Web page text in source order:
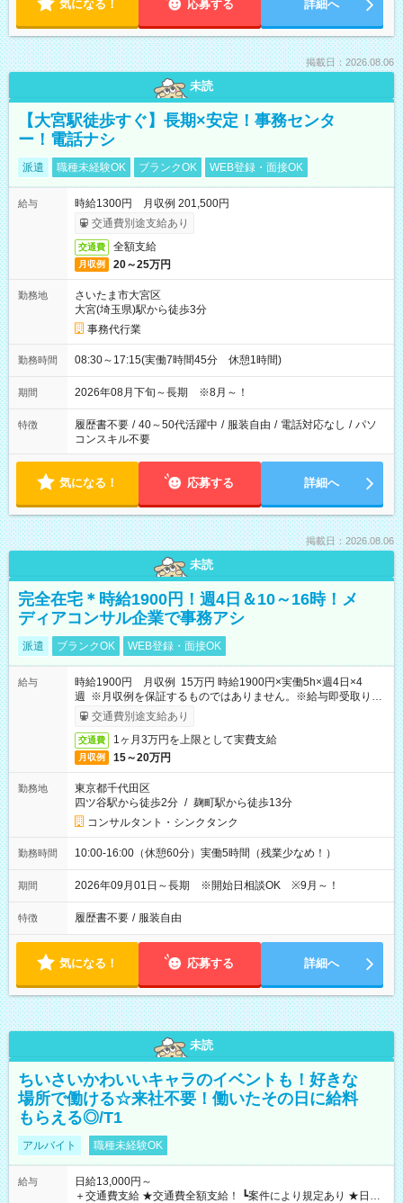
気になる！ 応募する 詳細へ
掲載日：2026.08.06
未読
【大宮駅徒歩すぐ】長期×安定！事務センタ
ー！電話ナシ
派遣 職種未経験OK ブランクOK WEB登録・面接OK
給与
時給1300円 月収例 201,500円
交通費別途支給あり
交通費 全額支給
月収例 20～25万円
勤務地
さいたま市大宮区
大宮(埼玉県)駅から徒歩3分
事務代行業
勤務時間 08:30～17:15(実働7時間45分 休憩1時間)
期間 2026年08月下旬～長期 ※8月～！
特徴 履歴書不要 / 40～50代活躍中 / 服装自由 / 電話対応なし / パソ
コンスキル不要
気になる！ 応募する 詳細へ
掲載日：2026.08.06
未読
完全在宅＊時給1900円！週4日＆10～16時！メ
ディアコンサル企業で事務アシ
派遣 ブランクOK WEB登録・面接OK
給与
時給1900円 月収例 15万円 時給1900円×実働5h×週4日×4
週 ※月収例を保証するものではありません。※給与即受取りサ
ービス利用可（利用条件有）
交通費別途支給あり
交通費 1ヶ月3万円を上限として実費支給
月収例 15～20万円
勤務地
東京都千代田区
四ツ谷駅から徒歩2分 / 麹町駅から徒歩13分
コンサルタント・シンクタンク
勤務時間 10:00-16:00（休憩60分）実働5時間（残業少なめ！）
期間 2026年09月01日～長期 ※開始日相談OK ※9月～！
特徴 履歴書不要 / 服装自由
気になる！ 応募する 詳細へ
未読
ちいさいかわいいキャラのイベントも！好きな
場所で働ける☆来社不要！働いたその日に給料
もらえる◎/T1
アルバイト 職種未経験OK
給与
日給13,000円～
＋交通費支給 ★交通費全額支給！ ┗案件により規定あり ★日払